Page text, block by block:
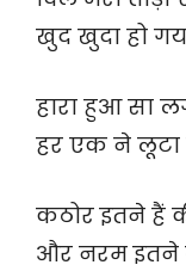
खुद खुदा हो
हारा हुआ सा
हर एक ने लूटा
कठोर इतने हैं
और नरम इतने